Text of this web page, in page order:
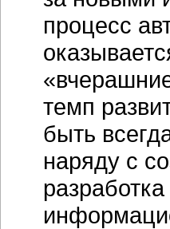
процесс
темп
быть
наряду с